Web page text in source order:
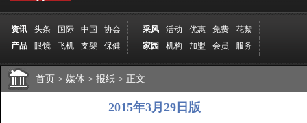
资讯 头条 国际 中国 协会 采风 活动 优惠 免费
花絮
产品
眼镜 飞机 支架 保健 家园 机构 加盟 会员
服务
地方
吉林 广西 山东 加拿大 空间 认证 寻友 发图
分享
学院
分院 导师 课程 报名 商城
媒体
记者 报纸 杂志 视频 展赛 赛事 展馆 直通车 更多
首页 > 媒体 > 报纸 > 正文
2015年3月29日版